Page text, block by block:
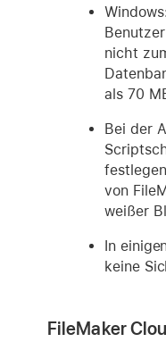
nicht
als 70
Bei der
von
weißer
In
keine
FileMaker